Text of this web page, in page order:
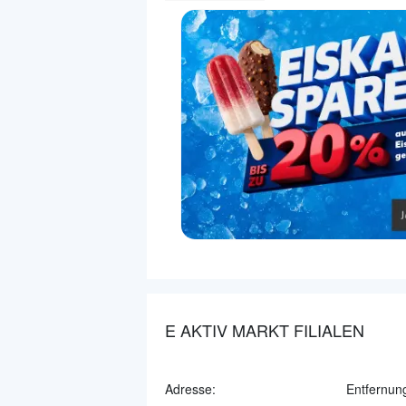
E AKTIV MARKT FILIALEN
Adresse: